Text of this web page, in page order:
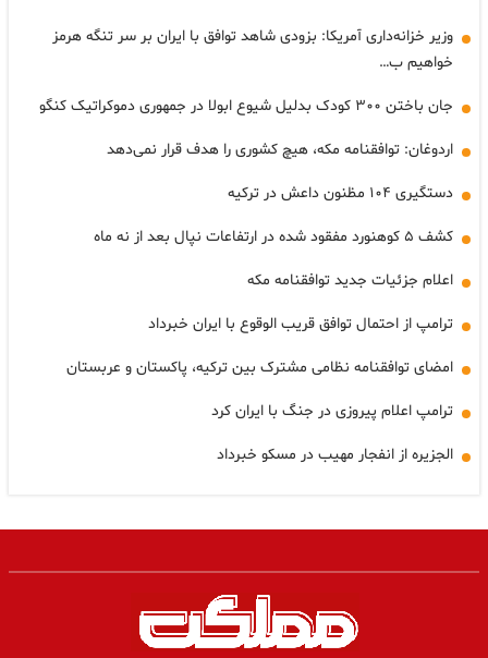
وزیر خزانه‌داری آمریکا: بزودی شاهد توافق با ایران بر سر تنگه هرمز
خواهیم ب…
جان باختن ۳۰۰ کودک بدلیل شیوع ابولا در جمهوری دموکراتیک کنگو
اردوغان: توافقنامه مکه، هیچ کشوری را هدف قرار نمی‌دهد
دستگیری ۱۰۴ مظنون داعش در ترکیه
کشف ۵ کوهنورد مفقود شده در ارتفاعات نپال بعد از نه ماه
اعلام جزئیات جدید توافقنامه مکه
ترامپ از احتمال توافق قریب الوقوع با ایران خبرداد
امضای توافقنامه نظامی مشترک بین ترکیه، پاکستان و عربستان
ترامپ اعلام پیروزی در جنگ با ایران کرد
الجزیره از انفجار مهیب در مسکو خبرداد